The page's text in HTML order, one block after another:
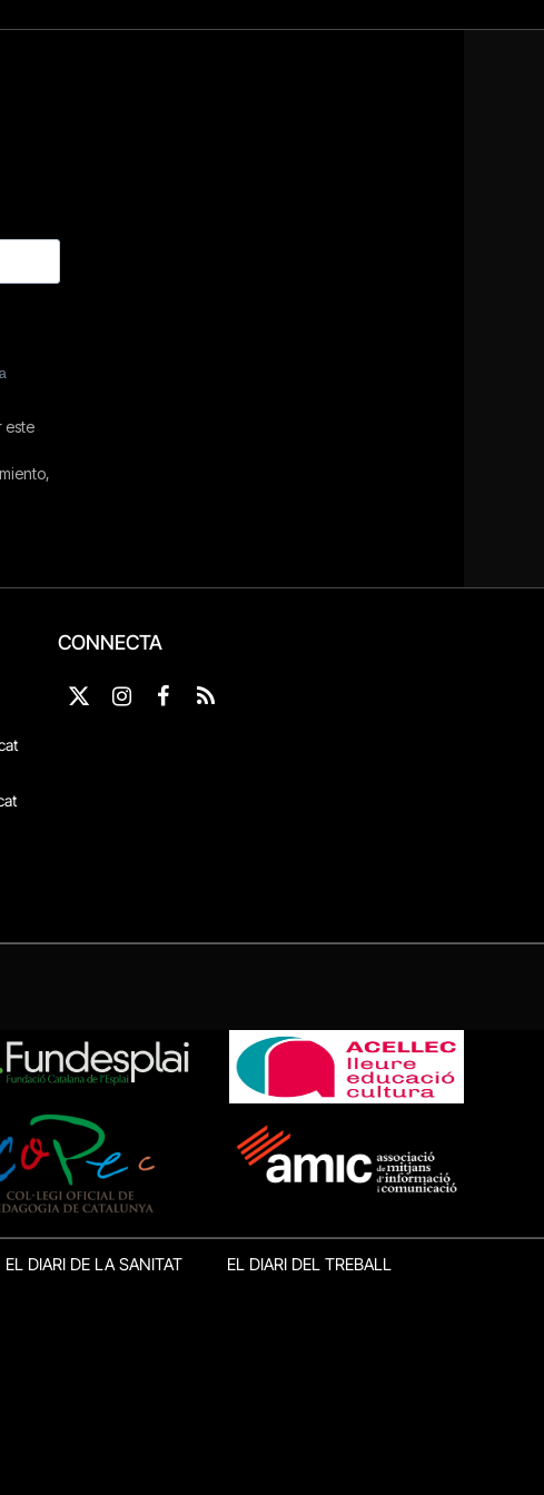
CONNECTA
X
Instagram
Facebook
RSS
EL DIARI DE LA SANITAT EL DIARI DEL TREBALL